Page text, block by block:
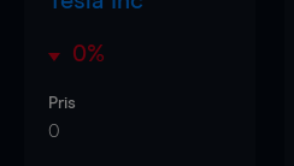
0%
Pris
0